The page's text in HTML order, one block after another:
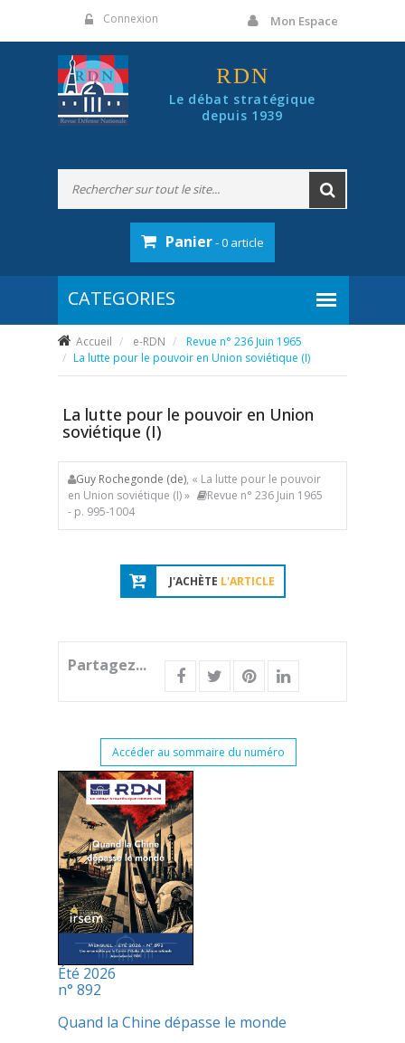
Connexion Mon Espace
RDN
Le débat stratégique
depuis 1939
Panier- 0 article
Accueil e-RDN
Revue n° 236 Juin 1965
La lutte pour le pouvoir en Union soviétique (I)
La lutte pour le pouvoir en Union
soviétique (I)
Guy Rochegonde (de), « La lutte pour le pouvoir
en Union soviétique (I) »
Revue n° 236 Juin 1965
- p. 995-1004
J'ACHÈTE L'ARTICLE
Partagez...
Accéder au sommaire du numéro
Été 2026
n° 892
Quand la Chine dépasse le monde